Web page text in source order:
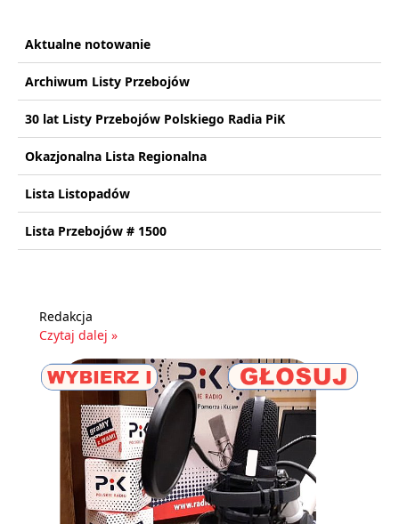
Aktualne notowanie
Archiwum Listy Przebojów
30 lat Listy Przebojów Polskiego Radia PiK
Okazjonalna Lista Regionalna
Lista Listopadów
Lista Przebojów # 1500
Redakcja
Czytaj dalej »